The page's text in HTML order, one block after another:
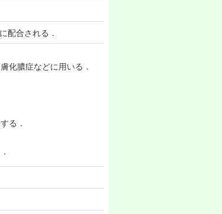
配合される．
化膿症などに用いる．
る．